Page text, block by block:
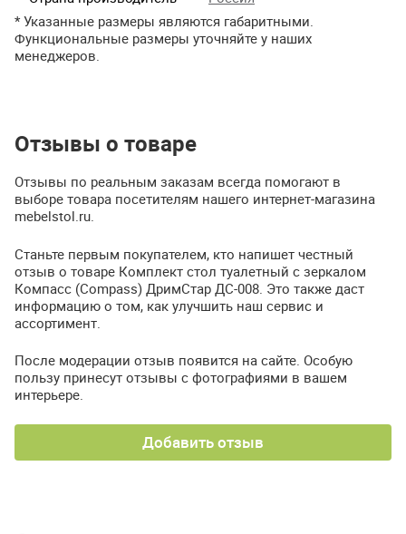
* Указанные размеры являются габаритными.
Функциональные размеры уточняйте у наших
менеджеров.
Отзывы о товаре
Отзывы по реальным заказам всегда помогают в
выборе товара посетителям нашего интернет-магазина
mebelstol.ru.
Станьте первым покупателем, кто напишет честный
отзыв о товаре Комплект стол туалетный с зеркалом
Компасс (Compass) ДримСтар ДС-008. Это также даст
информацию о том, как улучшить наш сервис и
ассортимент.
После модерации отзыв появится на сайте. Особую
пользу принесут отзывы с фотографиями в вашем
интерьере.
Добавить отзыв